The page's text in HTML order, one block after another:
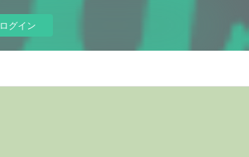
ログイン